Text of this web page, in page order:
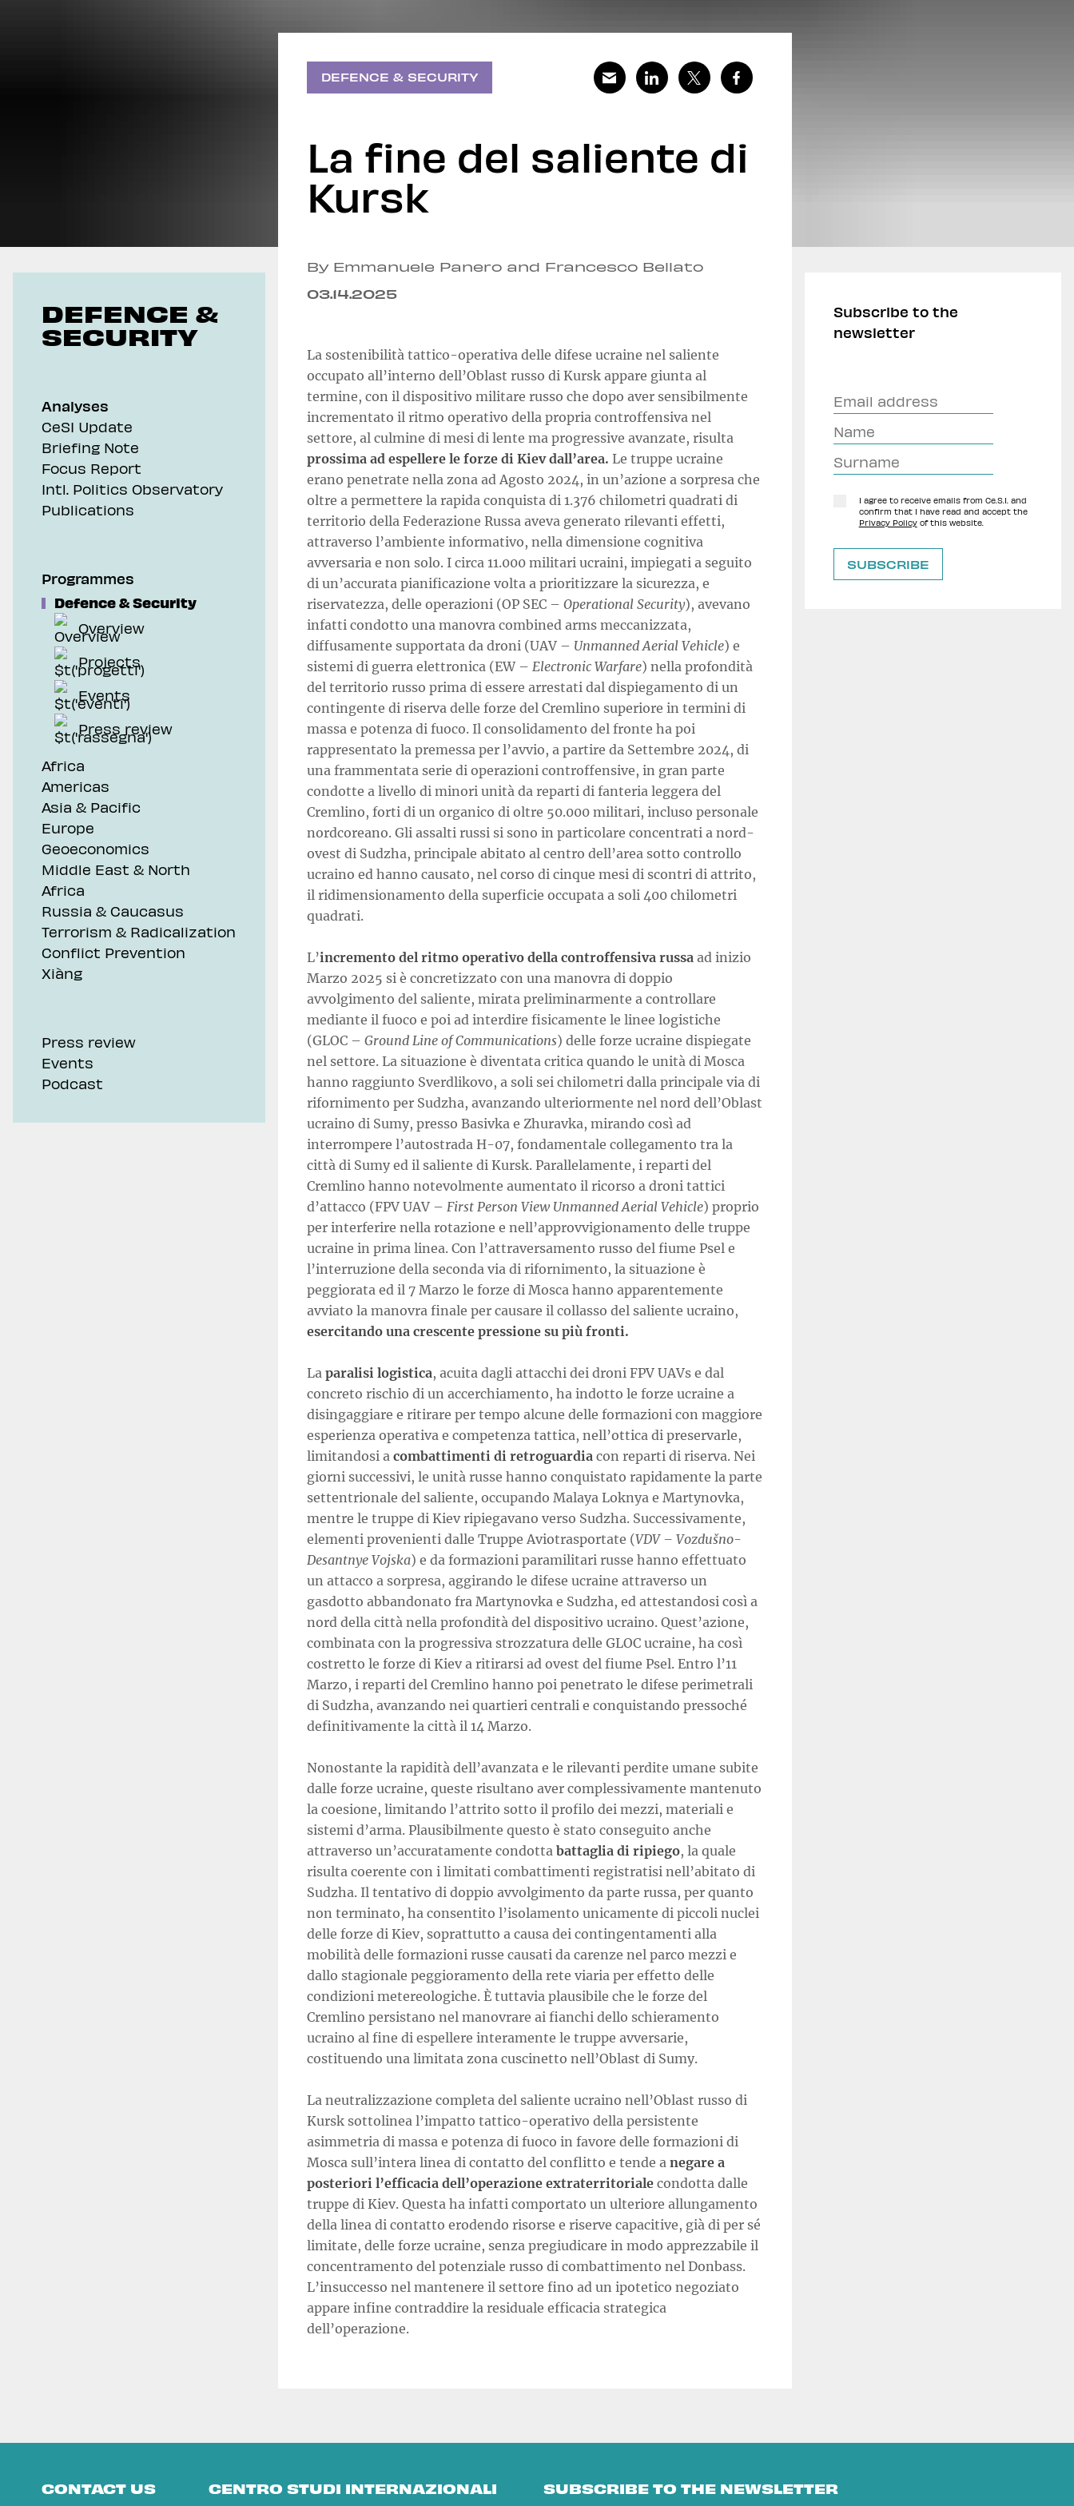
DEFENCE &
SECURITY
Analyses
CeSI Update
Briefing Note
Focus Report
Intl. Politics Observatory
Publications
Programmes
Defence & Security
Overview
Projects
Events
Press review
Africa
Americas
Asia & Pacific
Europe
Geoeconomics
Middle East & North
Africa
Russia & Caucasus
Terrorism & Radicalization
Conflict Prevention
Xiàng
Press review
Events
Podcast
DEFENCE & SECURITY
La fine del saliente di
Kursk
By Emmanuele Panero and Francesco Bellato
03.14.2025
La sostenibilità tattico-operativa delle difese ucraine nel saliente
occupato all’interno dell’Oblast russo di Kursk appare giunta al
termine, con il dispositivo militare russo che dopo aver sensibilmente
incrementato il ritmo operativo della propria controffensiva nel
settore, al culmine di mesi di lente ma progressive avanzate, risulta
prossima ad espellere le forze di Kiev dall’area. Le truppe ucraine
erano penetrate nella zona ad Agosto 2024, in un’azione a sorpresa che
oltre a permettere la rapida conquista di 1.376 chilometri quadrati di
territorio della Federazione Russa aveva generato rilevanti effetti,
attraverso l’ambiente informativo, nella dimensione cognitiva
avversaria e non solo. I circa 11.000 militari ucraini, impiegati a seguito
di un’accurata pianificazione volta a prioritizzare la sicurezza, e
riservatezza, delle operazioni (OP SEC – Operational Security), avevano
infatti condotto una manovra combined arms meccanizzata,
diffusamente supportata da droni (UAV – Unmanned Aerial Vehicle) e
sistemi di guerra elettronica (EW – Electronic Warfare) nella profondità
del territorio russo prima di essere arrestati dal dispiegamento di un
contingente di riserva delle forze del Cremlino superiore in termini di
massa e potenza di fuoco. Il consolidamento del fronte ha poi
rappresentato la premessa per l’avvio, a partire da Settembre 2024, di
una frammentata serie di operazioni controffensive, in gran parte
condotte a livello di minori unità da reparti di fanteria leggera del
Cremlino, forti di un organico di oltre 50.000 militari, incluso personale
nordcoreano. Gli assalti russi si sono in particolare concentrati a nord-
ovest di Sudzha, principale abitato al centro dell’area sotto controllo
ucraino ed hanno causato, nel corso di cinque mesi di scontri di attrito,
il ridimensionamento della superficie occupata a soli 400 chilometri
quadrati.
L’incremento del ritmo operativo della controffensiva russa ad inizio
Marzo 2025 si è concretizzato con una manovra di doppio
avvolgimento del saliente, mirata preliminarmente a controllare
mediante il fuoco e poi ad interdire fisicamente le linee logistiche
(GLOC – Ground Line of Communications) delle forze ucraine dispiegate
nel settore. La situazione è diventata critica quando le unità di Mosca
hanno raggiunto Sverdlikovo, a soli sei chilometri dalla principale via di
rifornimento per Sudzha, avanzando ulteriormente nel nord dell’Oblast
ucraino di Sumy, presso Basivka e Zhuravka, mirando così ad
interrompere l’autostrada H-07, fondamentale collegamento tra la
città di Sumy ed il saliente di Kursk. Parallelamente, i reparti del
Cremlino hanno notevolmente aumentato il ricorso a droni tattici
d’attacco (FPV UAV – First Person View Unmanned Aerial Vehicle) proprio
per interferire nella rotazione e nell’approvvigionamento delle truppe
ucraine in prima linea. Con l’attraversamento russo del fiume Psel e
l’interruzione della seconda via di rifornimento, la situazione è
peggiorata ed il 7 Marzo le forze di Mosca hanno apparentemente
avviato la manovra finale per causare il collasso del saliente ucraino,
esercitando una crescente pressione su più fronti.
La paralisi logistica, acuita dagli attacchi dei droni FPV UAVs e dal
concreto rischio di un accerchiamento, ha indotto le forze ucraine a
disingaggiare e ritirare per tempo alcune delle formazioni con maggiore
esperienza operativa e competenza tattica, nell’ottica di preservarle,
limitandosi a combattimenti di retroguardia con reparti di riserva. Nei
giorni successivi, le unità russe hanno conquistato rapidamente la parte
settentrionale del saliente, occupando Malaya Loknya e Martynovka,
mentre le truppe di Kiev ripiegavano verso Sudzha. Successivamente,
elementi provenienti dalle Truppe Aviotrasportate (VDV – Vozdušno-
Desantnye Vojska) e da formazioni paramilitari russe hanno effettuato
un attacco a sorpresa, aggirando le difese ucraine attraverso un
gasdotto abbandonato fra Martynovka e Sudzha, ed attestandosi così a
nord della città nella profondità del dispositivo ucraino. Quest’azione,
combinata con la progressiva strozzatura delle GLOC ucraine, ha così
costretto le forze di Kiev a ritirarsi ad ovest del fiume Psel. Entro l’11
Marzo, i reparti del Cremlino hanno poi penetrato le difese perimetrali
di Sudzha, avanzando nei quartieri centrali e conquistando pressoché
definitivamente la città il 14 Marzo.
Nonostante la rapidità dell’avanzata e le rilevanti perdite umane subite
dalle forze ucraine, queste risultano aver complessivamente mantenuto
la coesione, limitando l’attrito sotto il profilo dei mezzi, materiali e
sistemi d’arma. Plausibilmente questo è stato conseguito anche
attraverso un’accuratamente condotta battaglia di ripiego, la quale
risulta coerente con i limitati combattimenti registratisi nell’abitato di
Sudzha. Il tentativo di doppio avvolgimento da parte russa, per quanto
non terminato, ha consentito l’isolamento unicamente di piccoli nuclei
delle forze di Kiev, soprattutto a causa dei contingentamenti alla
mobilità delle formazioni russe causati da carenze nel parco mezzi e
dallo stagionale peggioramento della rete viaria per effetto delle
condizioni metereologiche. È tuttavia plausibile che le forze del
Cremlino persistano nel manovrare ai fianchi dello schieramento
ucraino al fine di espellere interamente le truppe avversarie,
costituendo una limitata zona cuscinetto nell’Oblast di Sumy.
La neutralizzazione completa del saliente ucraino nell’Oblast russo di
Kursk sottolinea l’impatto tattico-operativo della persistente
asimmetria di massa e potenza di fuoco in favore delle formazioni di
Mosca sull’intera linea di contatto del conflitto e tende a negare a
posteriori l’efficacia dell’operazione extraterritoriale condotta dalle
truppe di Kiev. Questa ha infatti comportato un ulteriore allungamento
della linea di contatto erodendo risorse e riserve capacitive, già di per sé
limitate, delle forze ucraine, senza pregiudicare in modo apprezzabile il
concentramento del potenziale russo di combattimento nel Donbass.
L’insuccesso nel mantenere il settore fino ad un ipotetico negoziato
appare infine contraddire la residuale efficacia strategica
dell’operazione.
Subscribe to the
newsletter
I agree to receive emails from Ce.S.I. and
confirm that I have read and accept the
Privacy Policyof this website.
CONTACT US CENTRO STUDI INTERNAZIONALI SUBSCRIBE TO THE NEWSLETTER